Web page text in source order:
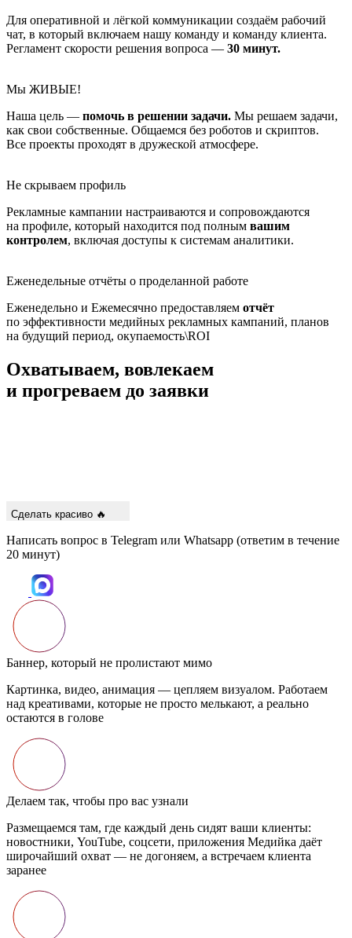
Для оперативной и лёгкой коммуникации создаём рабочий
чат, в который включаем нашу команду и команду клиента.
Регламент скорости решения вопроса — 30 минут.
Мы ЖИВЫЕ!
Наша цель — помочь в решении задачи. Мы решаем задачи,
как свои собственные. Общаемся без роботов и скриптов.
Все проекты проходят в дружеской атмосфере.
Не скрываем профиль
Рекламные кампании настраиваются и сопровождаются
на профиле, который находится под полным вашим
контролем, включая доступы к системам аналитики.
Еженедельные отчёты о проделанной работе
Еженедельно и Ежемесячно предоставляем отчёт
по эффективности медийных рекламных кампаний, планов
на будущий период, окупаемость\ROI
Охватываем, вовлекаем
и прогреваем до заявки
Сделать красиво 🔥
Написать вопрос в Telegram или Whatsapp (ответим в течение
20 минут)
не пролистают мимо
анимация — цепляем визуалом. Работаем
которые не просто мелькают, а реально
про вас узнали
где каждый день сидят ваши клиенты:
соцсети, приложения Медийка даёт
— не догоняем, а встречаем клиента